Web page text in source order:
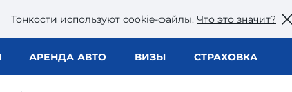
Тонкости используют сookie-файлы. Что это значит?
АРЕНДА АВТО ВИЗЫ СТРАХОВКА